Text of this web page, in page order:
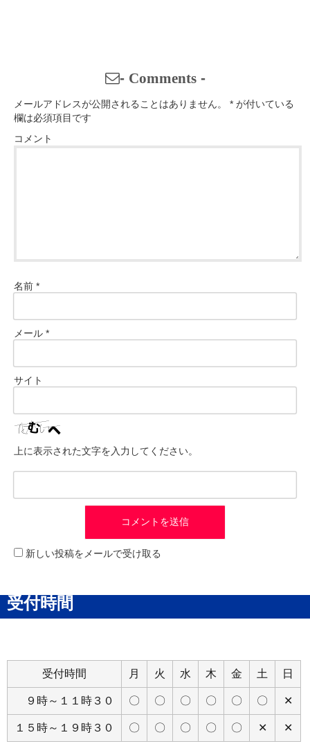
- Comments-
メールアドレスが公開されることはありません。 * が付いている
欄は必須項目です
コメント
名前 *
メール *
サイト
上に表示された文字を入力してください。
新しい投稿をメールで受け取る
受付時間
受付時間 月 火 水 木 金 土 日
９時～１１時３０ 〇 〇 〇 〇 〇 〇 ✕
１５時～１９時３０ 〇 〇 〇 〇 〇 ✕ ✕